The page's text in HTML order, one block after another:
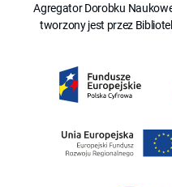
Agregator Dorobku
tworzony jest przez